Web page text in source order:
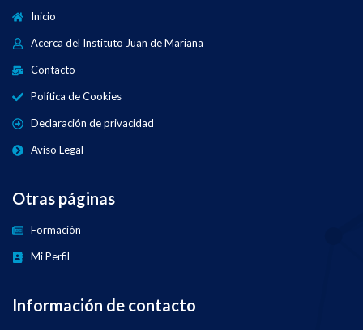
Inicio
Acerca del Instituto Juan de Mariana
Contacto
Política de Cookies
Declaración de privacidad
Aviso Legal
Otras páginas
Formación
Mi Perfil
Información de contacto